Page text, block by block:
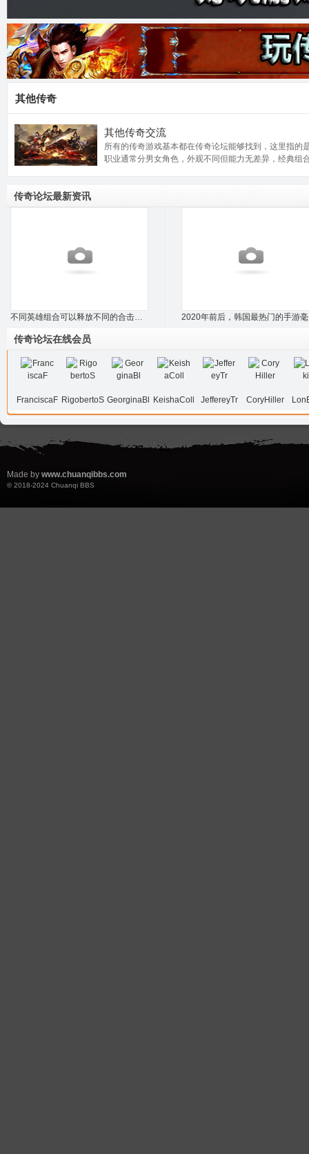
其他传奇
其他传奇交流
所有的传奇游戏基本都在传奇论坛能够找到，这里指
职业通常分男女角色，外观不同但能力无差异，经典组
传奇论坛最新资讯
不同英雄组合可以释放不同的合击技能，攻沙
传奇论坛在线会员
FranciscaF RigobertoS GeorginaBl KeishaColl JeffereyTr CoryHiller
Made by www.chuanqibbs.com
© 2018-2024 Chuanqi BBS